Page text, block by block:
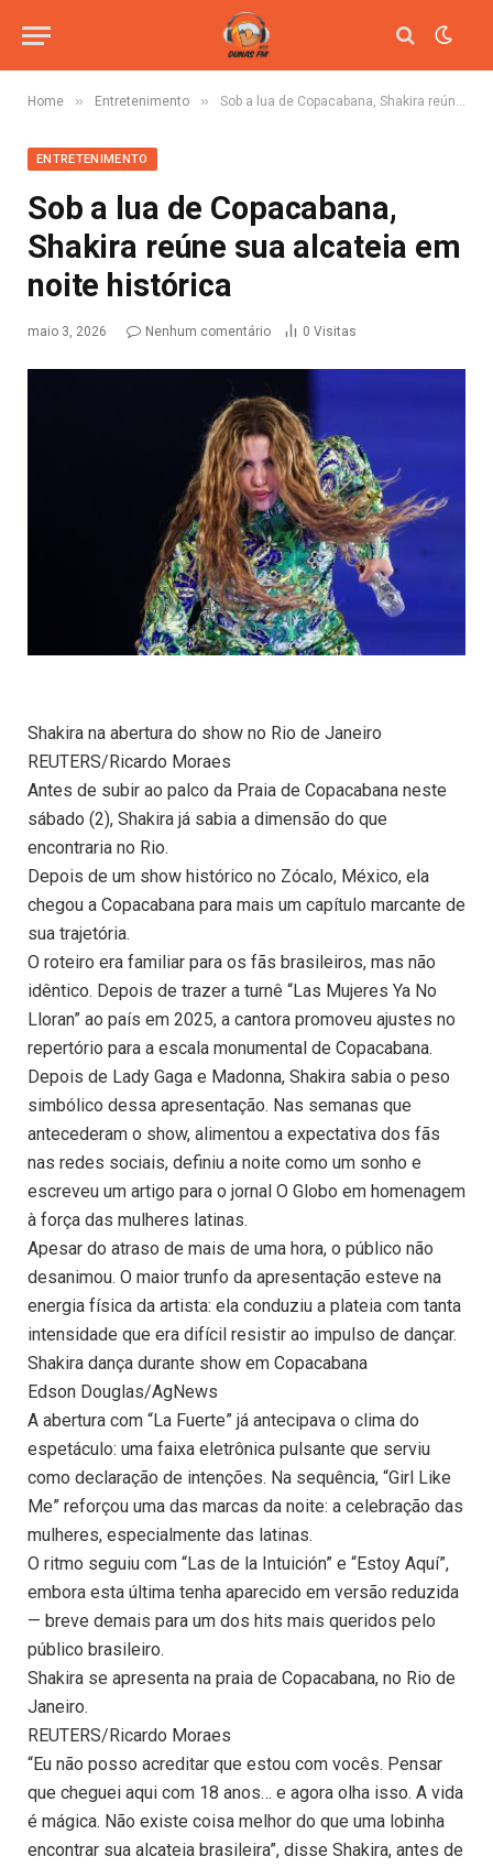
Home » Entretenimento » Sob a lua de Copacabana, Shakira reúne sua alcateia em noite histórica
ENTRETENIMENTO
Sob a lua de Copacabana,
Shakira reúne sua alcateia em
noite histórica
maio 3, 2026 Nenhum comentário 0 Visitas
Shakira na abertura do show no Rio de Janeiro
REUTERS/Ricardo Moraes
Antes de subir ao palco da Praia de Copacabana neste
sábado (2), Shakira já sabia a dimensão do que
encontraria no Rio.
Depois de um show histórico no Zócalo, México, ela
chegou a Copacabana para mais um capítulo marcante de
sua trajetória.
O roteiro era familiar para os fãs brasileiros, mas não
idêntico. Depois de trazer a turnê “Las Mujeres Ya No
Lloran” ao país em 2025, a cantora promoveu ajustes no
repertório para a escala monumental de Copacabana.
Depois de Lady Gaga e Madonna, Shakira sabia o peso
simbólico dessa apresentação. Nas semanas que
antecederam o show, alimentou a expectativa dos fãs
nas redes sociais, definiu a noite como um sonho e
escreveu um artigo para o jornal O Globo em homenagem
à força das mulheres latinas.
Apesar do atraso de mais de uma hora, o público não
desanimou. O maior trunfo da apresentação esteve na
energia física da artista: ela conduziu a plateia com tanta
intensidade que era difícil resistir ao impulso de dançar.
Shakira dança durante show em Copacabana
Edson Douglas/AgNews
A abertura com “La Fuerte” já antecipava o clima do
espetáculo: uma faixa eletrônica pulsante que serviu
como declaração de intenções. Na sequência, “Girl Like
Me” reforçou uma das marcas da noite: a celebração das
mulheres, especialmente das latinas.
O ritmo seguiu com “Las de la Intuición” e “Estoy Aquí”,
embora esta última tenha aparecido em versão reduzida
— breve demais para um dos hits mais queridos pelo
público brasileiro.
Shakira se apresenta na praia de Copacabana, no Rio de
Janeiro.
REUTERS/Ricardo Moraes
“Eu não posso acreditar que estou com vocês. Pensar
que cheguei aqui com 18 anos… e agora olha isso. A vida
é mágica. Não existe coisa melhor do que uma lobinha
encontrar sua alcateia brasileira”, disse Shakira, antes de